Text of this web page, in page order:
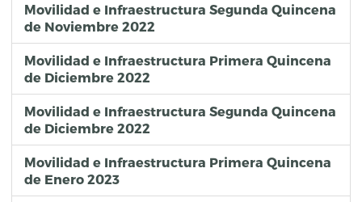
Movilidad e Infraestructura Segunda Quincena
de Noviembre 2022
Movilidad e Infraestructura Primera Quincena
de Diciembre 2022
Movilidad e Infraestructura Segunda Quincena
de Diciembre 2022
Movilidad e Infraestructura Primera Quincena
de Enero 2023